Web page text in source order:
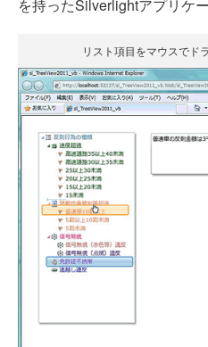
を持ったSilverlightアプリケ
リスト項目をマウスでド